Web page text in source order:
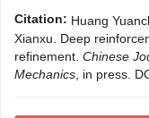
Citation: Huang
Xianxu. Deep
refinement. Chinese
Mechanics , in press.